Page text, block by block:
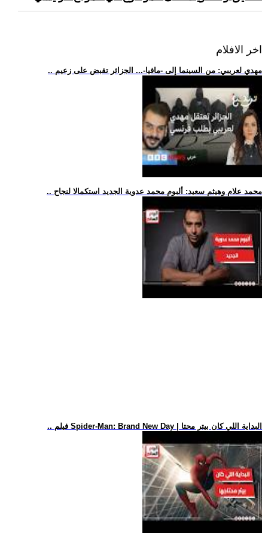
اخر الافلام
.. مهدي لعريبي: من السينما إلى -مافيا-... الجزائر تقبض على زعيم
.. محمد علام وهيثم سعيد: ألبوم محمد عدوية الجديد استكمالا لنجاح
.. فيلم Spider-Man: Brand New Day | البداية اللي كان بيتر محتا